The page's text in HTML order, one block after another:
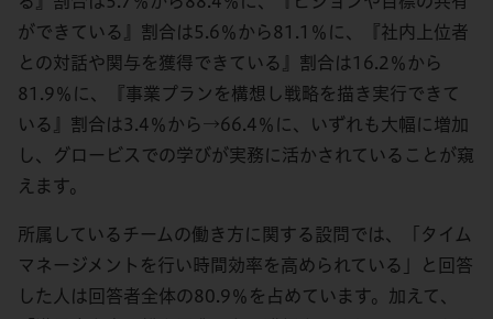
ができている』割合は5.6％から81.1％に、『社内上位者
との対話や関与を獲得できている』割合は16.2％から
81.9％に、『事業プランを構想し戦略を描き実行できて
いる』割合は3.4％から→66.4％に、いずれも大幅に増加
し、グロービスでの学びが実務に活かされていることが窺
えます。
所属しているチームの働き方に関する設問では、「タイム
マネージメントを行い時間効率を高められている」と回答
した人は回答者全体の80.9％を占めています。加えて、